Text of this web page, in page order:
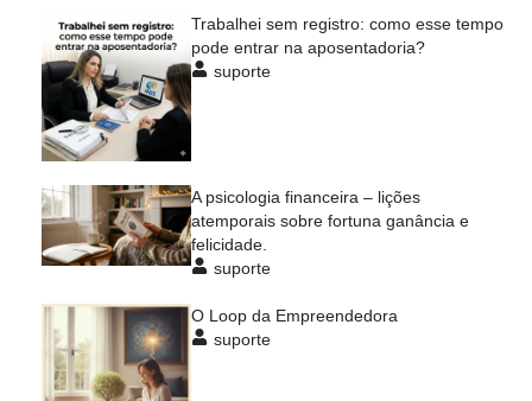
Trabalhei sem registro: como esse tempo
pode entrar na aposentadoria?
suporte
A psicologia financeira – lições
atemporais sobre fortuna ganância e
felicidade.
suporte
O Loop da Empreendedora
suporte